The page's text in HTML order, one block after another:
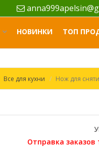
НОВИНКИ ТОП
Все для кухни Нож для
Отправка заказов